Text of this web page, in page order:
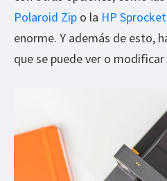
Polaroid Zip o la HP
enorme. Y además de esto,
que se puede ver o